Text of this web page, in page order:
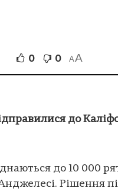
0 0 AA
до
до 10 000
Рішення